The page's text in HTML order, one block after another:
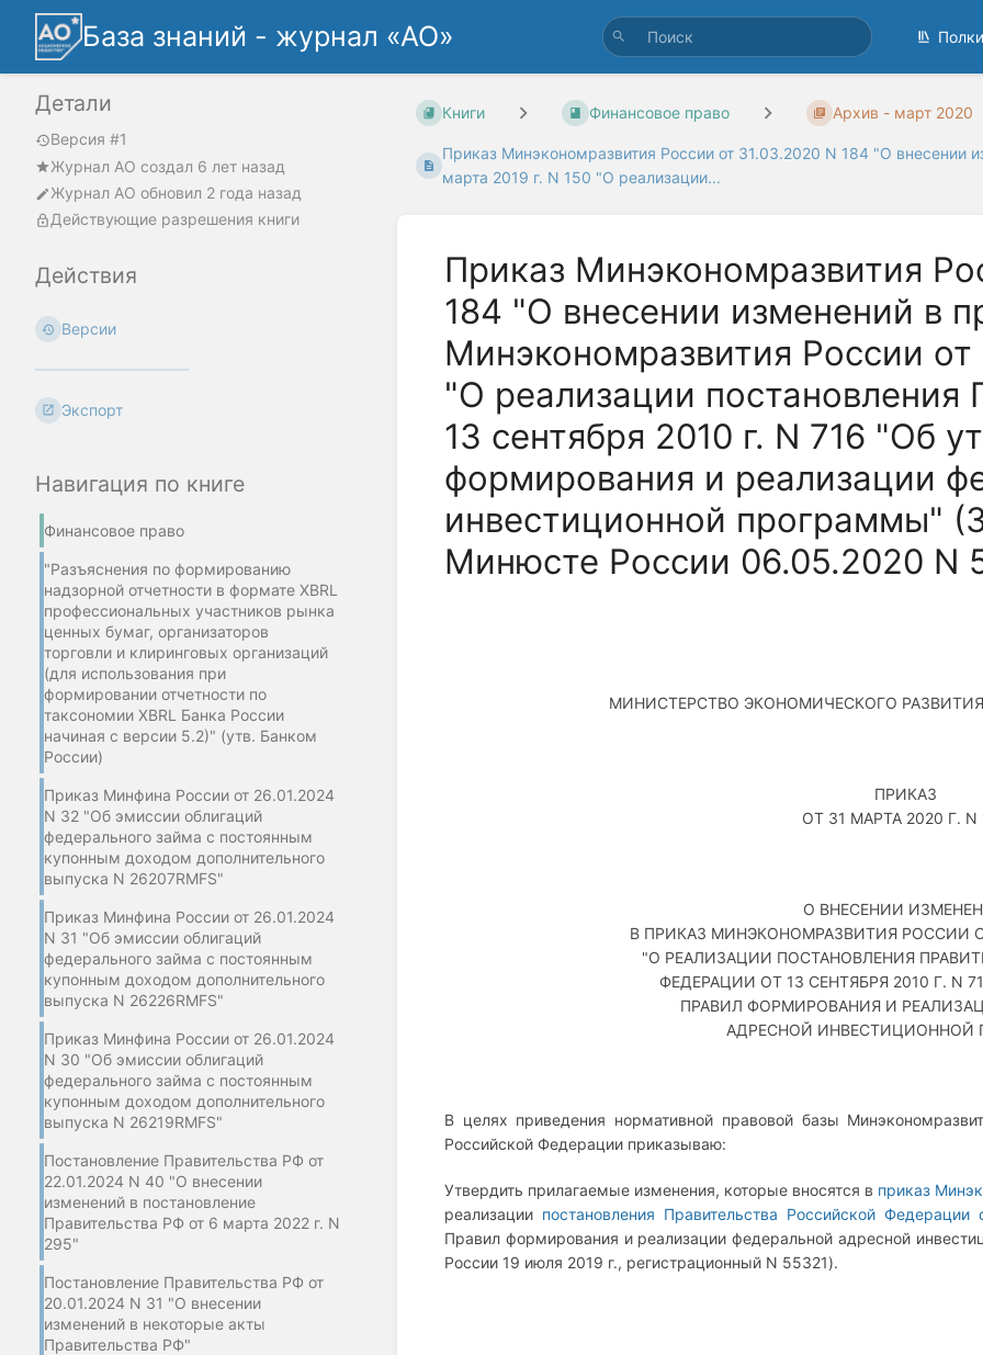
База знаний - журнал «АО»
Детали
Версия #1
Журнал АО создал 6 лет назад
Журнал АО обновил 2 года назад
Действующие разрешения книги
Действия
Версии
Экспорт
Навигация по книге
Финансовое право
"Разъяснения по формированию
надзорной отчетности в формате XBRL
профессиональных участников рынка
ценных бумаг, организаторов
торговли и клиринговых организаций
(для использования при
формировании отчетности по
таксономии XBRL Банка России
начиная с версии 5.2)" (утв. Банком
России)
Приказ Минфина России от 26.01.2024
N 32 "Об эмиссии облигаций
федерального займа с постоянным
купонным доходом дополнительного
выпуска N 26207RMFS"
Приказ Минфина России от 26.01.2024
N 31 "Об эмиссии облигаций
федерального займа с постоянным
купонным доходом дополнительного
выпуска N 26226RMFS"
Приказ Минфина России от 26.01.2024
N 30 "Об эмиссии облигаций
федерального займа с постоянным
купонным доходом дополнительного
выпуска N 26219RMFS"
Постановление Правительства РФ от
22.01.2024 N 40 "О внесении
изменений в постановление
Правительства РФ от 6 марта 2022 г. N
295"
Постановление Правительства РФ от
20.01.2024 N 31 "О внесении
изменений в некоторые акты
Правительства РФ"
Книги Финансовое право Архив - март 2020
Приказ Минэкономразвития России от 31.03.2020 N 184 "О внесении
марта 2019 г. N 150 "О реализации...
Приказ Минэкономразвития
184 "О внесении изменений в
Минэкономразвития России от
"О реализации постановления
13 сентября 2010 г. N 716 "Об
формирования и реализации
инвестиционной программы"
Минюсте России 06.05.2020 N
МИНИСТЕРСТВО ЭКОНОМИЧЕСКОГО
ПРИКАЗ
ОТ 31 МАРТА 2020 Г. N
О ВНЕСЕНИИ
В ПРИКАЗ МИНЭКОНОМРАЗВИТИЯ РОССИИ
"О РЕАЛИЗАЦИИ ПОСТАНОВЛЕНИЯ
ФЕДЕРАЦИИ ОТ 13 СЕНТЯБРЯ 2010 Г. N
ПРАВИЛ ФОРМИРОВАНИЯ И
АДРЕСНОЙ ИНВЕСТИЦИОННОЙ
В целях приведения нормативной правовой базы
Российской Федерации приказываю:
Утвердить прилагаемые изменения, которые вносятся в приказ
реализации постановления Правительства Российской
Правил формирования и реализации федеральной адресной
России 19 июля 2019 г., регистрационный N 55321).